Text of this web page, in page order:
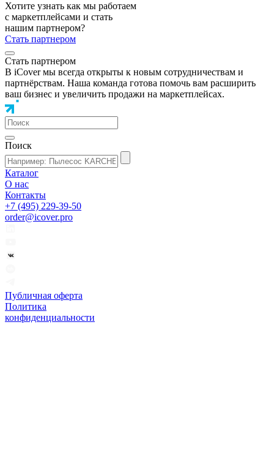
Хотите узнать как мы работаем
с маркетплейсами и стать
нашим партнером?
Стать партнером
Стать партнером
В iCover мы всегда открыты к новым сотрудничествам и
партнёрствам. Наша команда готова помочь вам расширить
ваш бизнес и увеличить продажи на маркетплейсах.
Поиск
Каталог
О нас
Контакты
+7 (495) 229-39-50
order@icover.pro
Публичная оферта
Политика
конфиденциальности